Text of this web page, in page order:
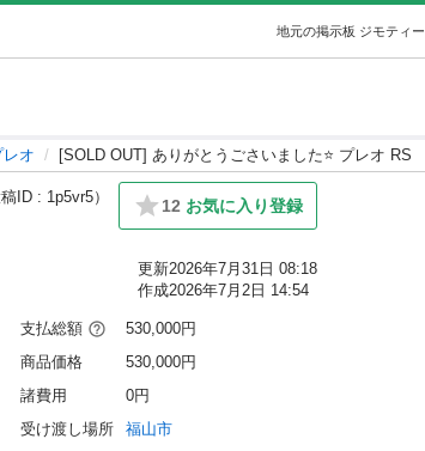
地元の掲示板 ジモティー
オ [SOLD OUT] ありがとうごさいました⭐️ プレオ RS
稿ID : 1p5vr5） 12 お気に入り登録
更新2026年7月31日 08:18
作成2026年7月2日 14:54
支払総額
530,000円
商品価格
530,000円
諸費用
0円
受け渡し場所
福山市